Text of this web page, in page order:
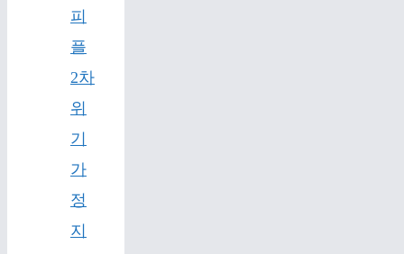
피
플
2차
위
기
가
정
지